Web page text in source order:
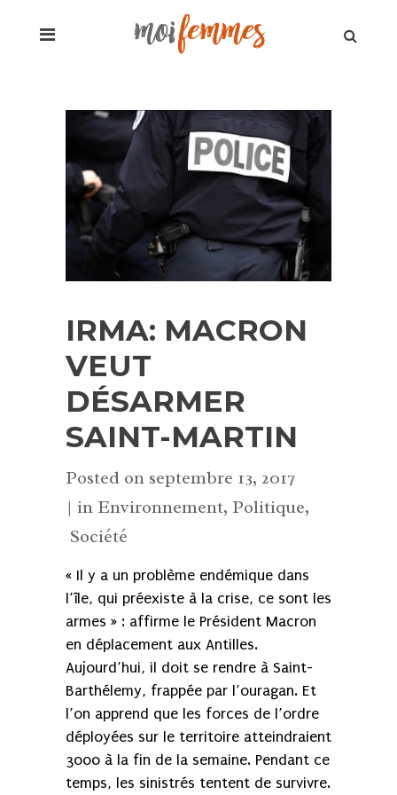
IRMA: MACRON
VEUT
DÉSARMER
SAINT-MARTIN
Posted on septembre 13, 2017
in Environnement, Politique,
Société
« Il y a un problème endémique dans
l’île, qui préexiste à la crise, ce sont les
armes » : affirme le Président Macron
en déplacement aux Antilles.
Aujourd’hui, il doit se rendre à Saint-
Barthélemy, frappée par l’ouragan. Et
l’on apprend que les forces de l’ordre
déployées sur le territoire atteindraient
3000 à la fin de la semaine. Pendant ce
temps, les sinistrés tentent de survivre.